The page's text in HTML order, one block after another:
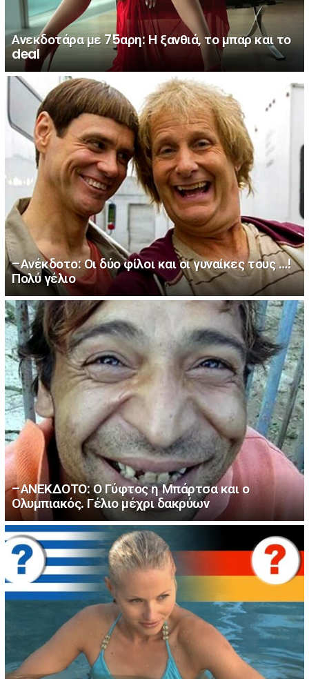
Ανεκδοτάρα με 75αρη: Η ξανθιά, το μπαρ και το
deal
–Ανέκδοτο: Οι δύο φίλοι και οι γυναίκες τους …!
Πολύ γέλιο
–ΑΝΕΚΔΟΤΟ: Ο Γύφτος η Μπάρτσα και ο
Ολυμπιακός. Γέλιο μέχρι δακρύων